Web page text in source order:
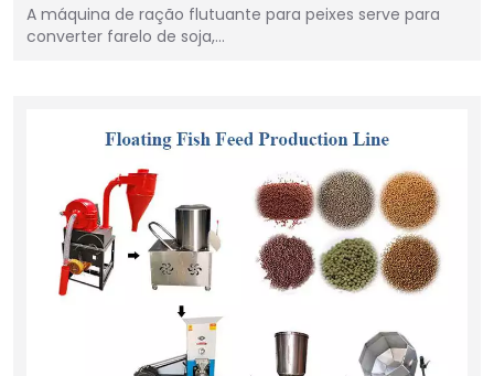
A máquina de ração flutuante para peixes serve para
converter farelo de soja,…